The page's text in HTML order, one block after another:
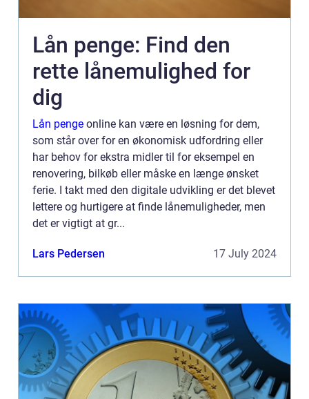
Lån penge: Find den
rette lånemulighed for
dig
Lån penge online kan være en løsning for dem,
som står over for en økonomisk udfordring eller
har behov for ekstra midler til for eksempel en
renovering, bilkøb eller måske en længe ønsket
ferie. I takt med den digitale udvikling er det blevet
lettere og hurtigere at finde lånemuligheder, men
det er vigtigt at gr...
Lars Pedersen 17 July 2024